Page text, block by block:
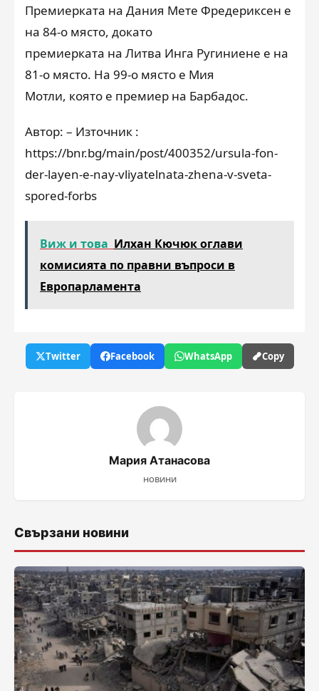
Премиерката на Дания Мете Фредериксен е
на 84-о място, докато
премиерката на Литва Инга Ругиниене е на
81-о място. На 99-о място е Мия
Мотли, която е премиер на Барбадос.
Автор: – Източник :
https://bnr.bg/main/post/400352/ursula-fon-
der-layen-e-nay-vliyatelnata-zhena-v-sveta-
spored-forbs
Виж и това Илхан Кючюк оглави
комисията по правни въпроси в
Европарламента
Twitter Facebook WhatsApp Copy
Мария Атанасова
новини
Свързани новини